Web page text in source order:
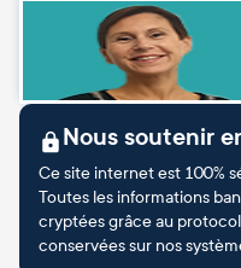
Nous soutenir
Ce site internet est 100%
Toutes les informations
cryptées grâce au
conservées sur nos